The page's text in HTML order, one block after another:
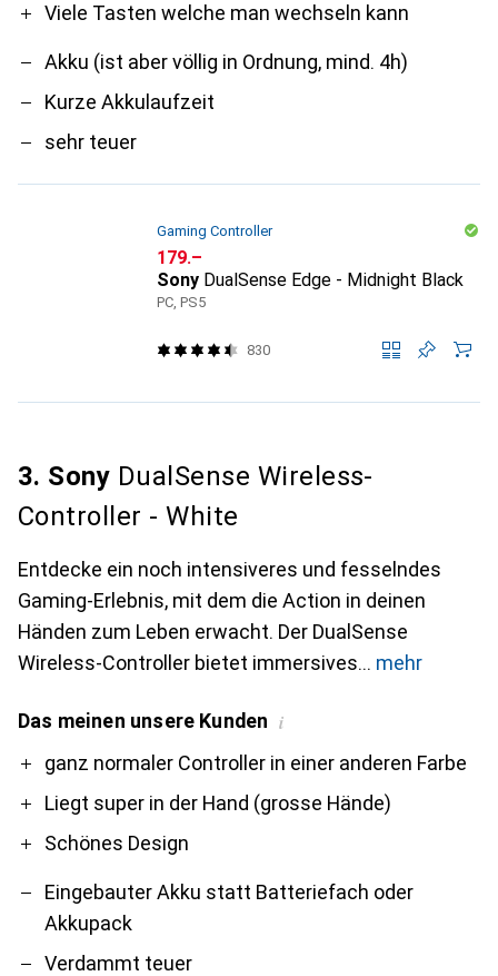
Viele Tasten welche man wechseln kann
Akku (ist aber völlig in Ordnung, mind. 4h)
Kurze Akkulaufzeit
sehr teuer
Gaming Controller
CHF
179.–
Sony DualSense Edge - Midnight Black
PC, PS5
830
3. Sony DualSense Wireless-
Controller - White
Entdecke ein noch intensiveres und fesselndes
Gaming-Erlebnis, mit dem die Action in deinen
Händen zum Leben erwacht. Der DualSense
Wireless-Controller bietet immersives
mehr
Das meinen unsere Kunden i
Proganz normaler Controller in einer anderen Farbe
Liegt super in der Hand (grosse Hände)
Schönes Design
Contra
Eingebauter Akku statt Batteriefach oder
Akkupack
Verdammt teuer